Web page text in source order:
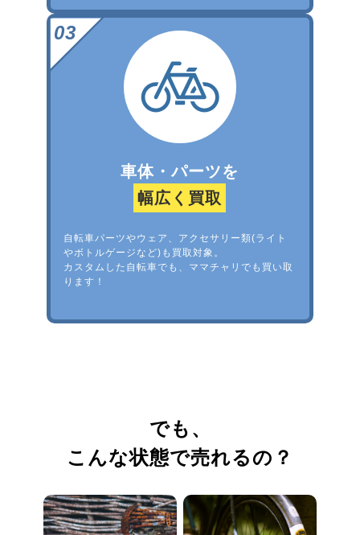
車体・パーツを
幅広く買取
自転車パーツやウェア、アクセサリー類(ライト
やボトルゲージなど)も買取対象。
カスタムした自転車でも、ママチャリでも買い取
ります！
でも、
こんな状態で売れるの？